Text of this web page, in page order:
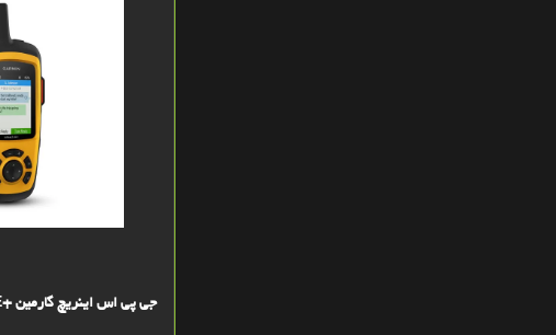
جی پی اس اینریچ گارمین +InReach SE